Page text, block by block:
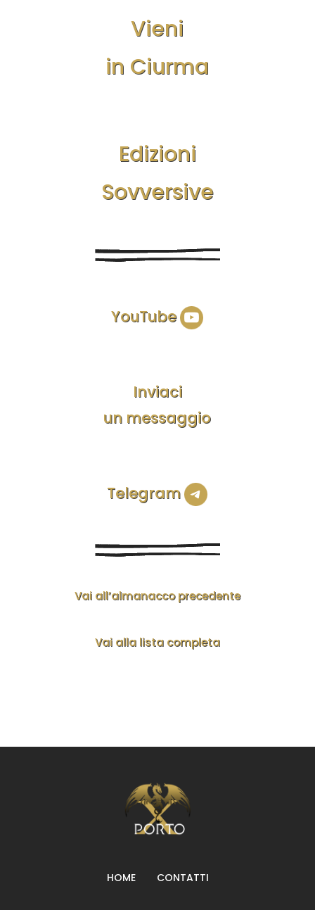
Vieni
in Ciurma
Edizioni
Sovversive
YouTube
Inviaci
un messaggio
Telegram
Vai all’almanacco precedente
Vai alla lista completa
HOME CONTATTI